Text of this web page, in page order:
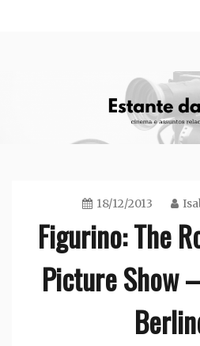
18/12/2013
Figurino: The
Picture Show